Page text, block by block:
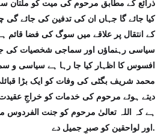
ذرائع کے مطابق مرحوم کی میت کو ملتان سے
کیا جائے گا جہاں ان کی تدفین کی جائے
کے انتقال پر علاقے میں سوگ کی فضا قائم
سیاسی رہنماؤں اور سماجی شخصیات کی
افسوس کا اظہار کیا جا رہا ہے سیاسی و
محمد شریف بگٹی کی وفات کو ایک بڑا
دیتے ہوئے مرحوم کی خدمات کو خراجِ
ہے کہ اللہ تعالیٰ مرحوم کو جنت الفردوس
اور لواحقین کو صبرِ جمیل دے.